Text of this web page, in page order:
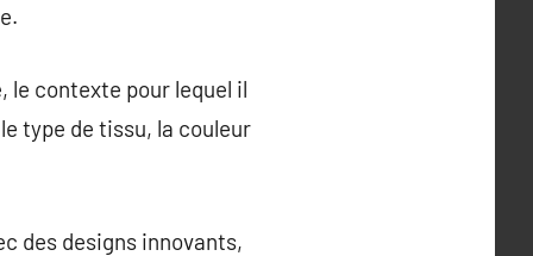
le contexte pour lequel il
type de tissu, la couleur
des designs innovants,